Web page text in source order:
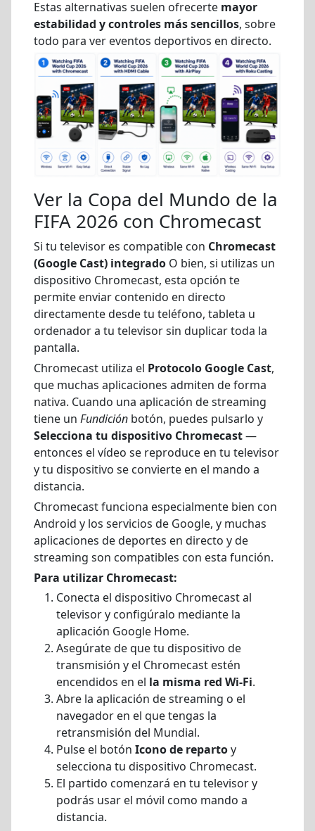
Estas alternativas suelen ofrecerte mayor
estabilidad y controles más sencillos, sobre
todo para ver eventos deportivos en directo.
Ver la Copa del Mundo de la
FIFA 2026 con Chromecast
Si tu televisor es compatible con Chromecast
(Google Cast) integrado O bien, si utilizas un
dispositivo Chromecast, esta opción te
permite enviar contenido en directo
directamente desde tu teléfono, tableta u
ordenador a tu televisor sin duplicar toda la
pantalla.
Chromecast utiliza el Protocolo Google Cast,
que muchas aplicaciones admiten de forma
nativa. Cuando una aplicación de streaming
tiene un Fundición botón, puedes pulsarlo y
Selecciona tu dispositivo Chromecast—
entonces el vídeo se reproduce en tu televisor
y tu dispositivo se convierte en el mando a
distancia.
Chromecast funciona especialmente bien con
Android y los servicios de Google, y muchas
aplicaciones de deportes en directo y de
streaming son compatibles con esta función.
Para utilizar Chromecast:
Conecta el dispositivo Chromecast al
televisor y configúralo mediante la
aplicación Google Home.
Asegúrate de que tu dispositivo de
transmisión y el Chromecast estén
encendidos en el la misma red Wi-Fi.
Abre la aplicación de streaming o el
navegador en el que tengas la
retransmisión del Mundial.
Pulse el botón Icono de repartoy
selecciona tu dispositivo Chromecast.
El partido comenzará en tu televisor y
podrás usar el móvil como mando a
distancia.